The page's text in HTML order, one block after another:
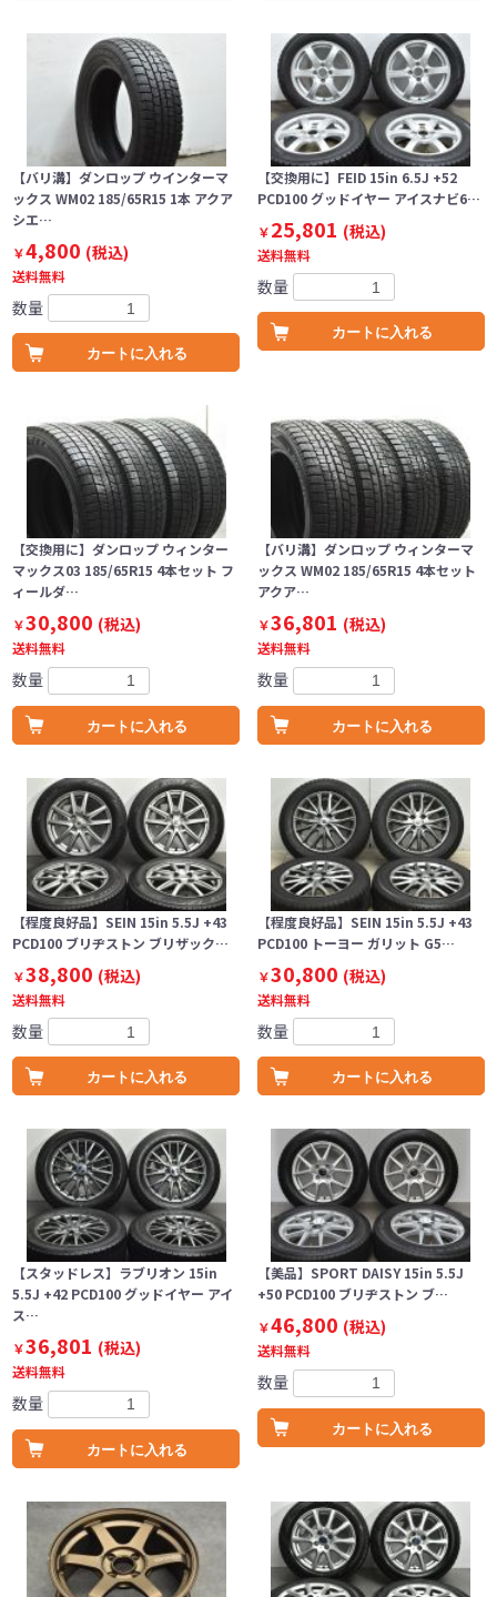
【バリ溝】ダンロップ ウインターマ
ックス WM02 185/65R15 1本 アクア
シエ…
￥4,800 (税込)
送料無料
数量
カートに入れる
【交換用に】FEID 15in 6.5J +52
PCD100 グッドイヤー アイスナビ6…
￥25,801 (税込)
送料無料
数量
カートに入れる
【交換用に】ダンロップ ウィンター
マックス03 185/65R15 4本セット フ
ィールダ…
￥30,800 (税込)
送料無料
数量
カートに入れる
【バリ溝】ダンロップ ウィンターマ
ックス WM02 185/65R15 4本セット
アクア…
￥36,801 (税込)
送料無料
数量
カートに入れる
【程度良好品】SEIN 15in 5.5J +43
PCD100 ブリヂストン ブリザック…
￥38,800 (税込)
送料無料
数量
カートに入れる
【程度良好品】SEIN 15in 5.5J +43
PCD100 トーヨー ガリット G5…
￥30,800 (税込)
送料無料
数量
カートに入れる
【スタッドレス】ラブリオン 15in
5.5J +42 PCD100 グッドイヤー アイ
ス…
￥36,801 (税込)
送料無料
数量
カートに入れる
【美品】SPORT DAISY 15in 5.5J
+50 PCD100 ブリヂストン ブ…
￥46,800 (税込)
送料無料
数量
カートに入れる